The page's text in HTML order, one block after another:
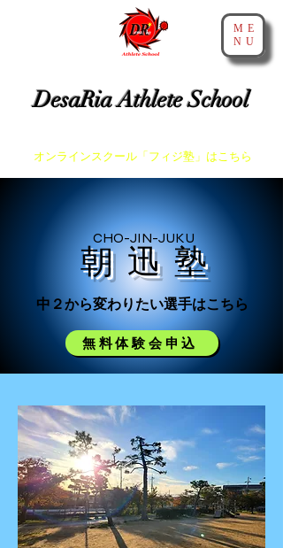
DesaRia Athlete School
ME
NU
​オンラインスクール「フィジ塾」はこちら
​朝 迅 塾
CHO-JIN-JUKU
​中２から変わりたい選手はこちら
無料体験会申込